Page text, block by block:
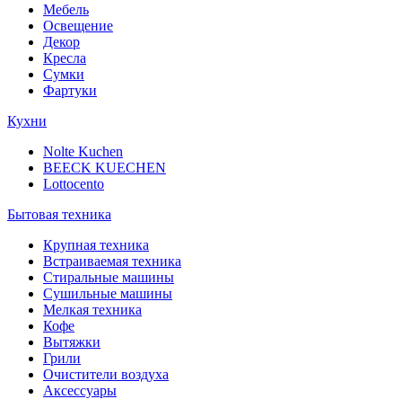
Мебель
Освещение
Декор
Кресла
Сумки
Фартуки
Кухни
Nolte Kuchen
BEECK KUECHEN
Lottocento
Бытовая техника
Крупная техника
Встраиваемая техника
Стиральные машины
Сушильные машины
Мелкая техника
Кофе
Вытяжки
Грили
Очистители воздуха
Аксессуары